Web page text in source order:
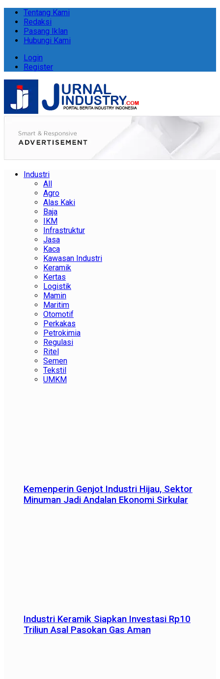
Tentang Kami
Redaksi
Pasang Iklan
Hubungi Kami
Login
Register
Industri
All
Agro
Alas Kaki
Baja
IKM
Infrastruktur
Jasa
Kaca
Kawasan Industri
Keramik
Kertas
Logistik
Mamin
Maritim
Otomotif
Perkakas
Petrokimia
Regulasi
Ritel
Semen
Tekstil
UMKM
Kemenperin Genjot Industri Hijau, Sektor
Minuman Jadi Andalan Ekonomi Sirkular
Industri Keramik Siapkan Investasi Rp10
Triliun Asal Pasokan Gas Aman